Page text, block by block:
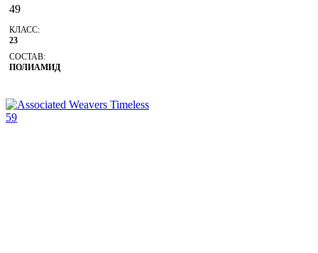
49
КЛАСС:
23
СОСТАВ:
ПОЛИАМИД